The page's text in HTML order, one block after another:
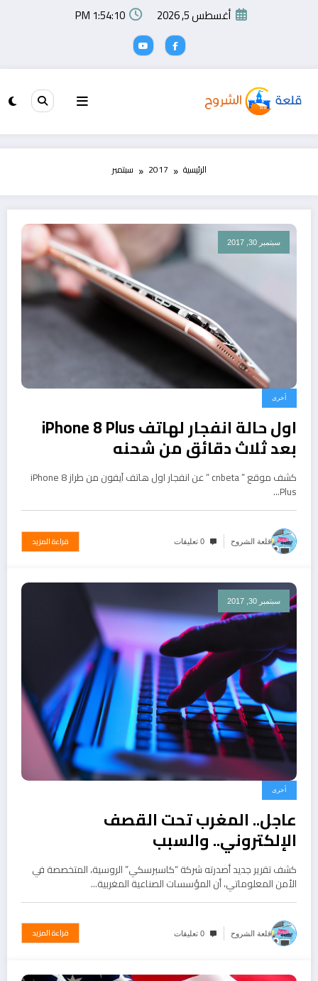
أغسطس 5, 2026 1:54:11 PM
الرئيسية 2017 سبتمبر
سبتمبر 30, 2017
أخرى
اول حالة انفجار لهاتف iPhone 8 Plus
بعد ثلاث دقائق من شحنه
كشف موقع ” cnbeta ” عن انفجار اول هاتف آيفون من طراز iPhone 8
Plus…
قلعة الشروح 0 تعليقات قراءة المزيد
سبتمبر 30, 2017
أخرى
عاجل.. المغرب تحت القصف
الإلكتروني.. والسبب
كشف تقرير جديد أصدرته شركة “كاسبرسكي” الروسية، المتخصصة في
الأمن المعلوماتي، أن المؤسسات الصناعية المغربية…
قلعة الشروح 0 تعليقات قراءة المزيد